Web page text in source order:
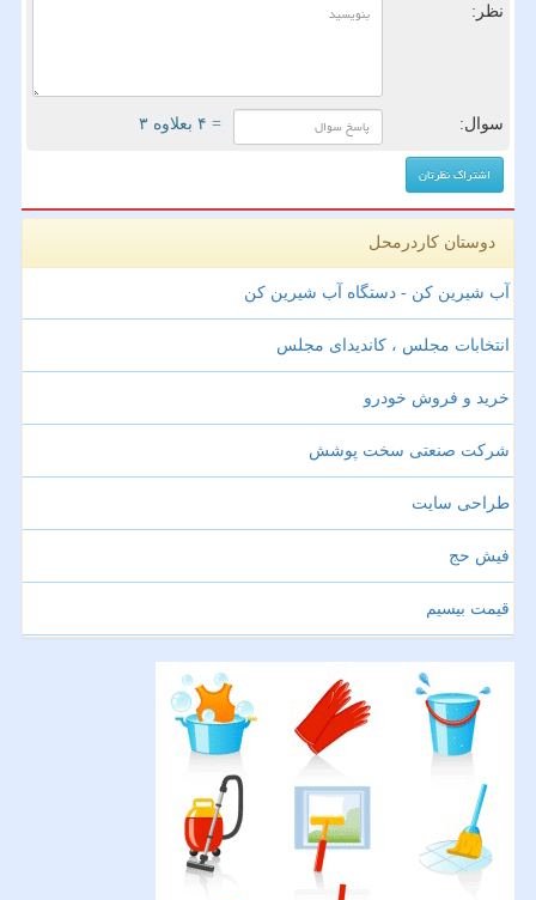
نظر:
سوال: = ۴ بعلاوه ۳
دوستان کاردرمحل
آب شیرین کن - دستگاه آب شیرین کن
انتخابات مجلس ، کاندیدای مجلس
خرید و فروش خودرو
شرکت صنعتی سخت پوشش
طراحی سایت
فیش حج
قیمت بیسیم